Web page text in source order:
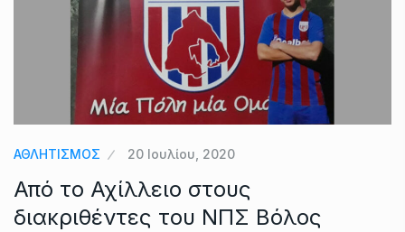
ΑΘΛΗΤΙΣΜΟΣ 20 Ιουλίου, 2020
Από το Αχίλλειο στους
διακριθέντες του ΝΠΣ Βόλος